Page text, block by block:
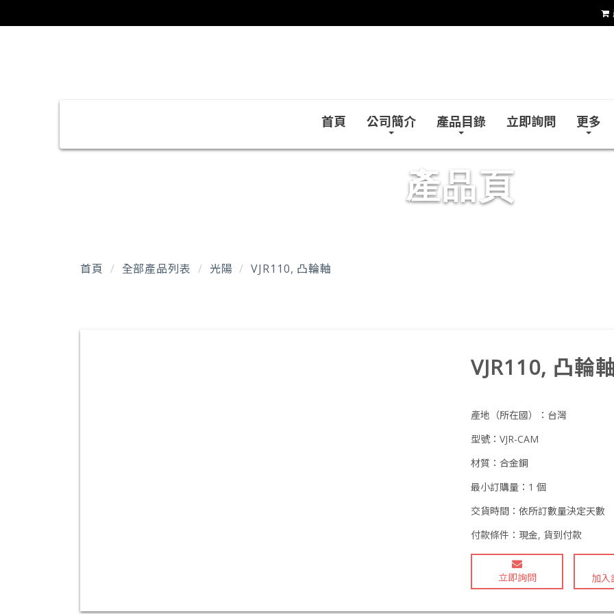
首頁 公司簡介 產品目錄 立即詢問 更多
產品頁
首頁 全部產品列表 光陽 VJR110, 凸輪軸
VJR110, 凸輪
產地（所在國）： 台灣
型號： VJR-CAM
材質： 合金鋼
最小訂購量： 1 個
交貨時間： 依所訂數量決定天數
付款條件： 現金, 貨到付款
立即詢問 加入